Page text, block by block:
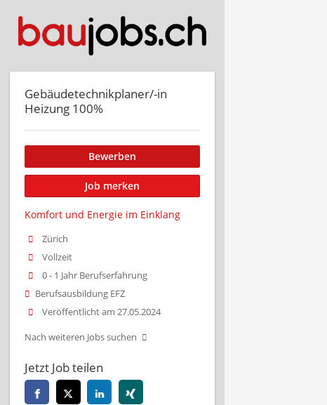
Gebäudetechnikplaner/-in
Heizung 100%
Bewerben
Job merken
Komfort und Energie im Einklang
Zürich
Vollzeit
0 - 1 Jahr Berufserfahrung
Berufsausbildung EFZ
Veröffentlicht am 27.05.2024
Nach weiteren Jobs suchen
Jetzt Job teilen